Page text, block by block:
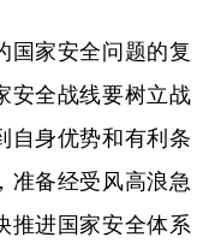
家安全问题的复
安全战线要树立战
自身优势和有利条
准备经受风高浪急
推进国家安全体系